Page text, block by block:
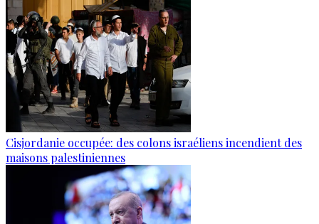
Cisjordanie occupée: des colons israéliens incendient des
maisons palestiniennes